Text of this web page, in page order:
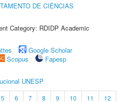
DE CIÊNCIAS
Category: RDIDP Academic
Google Scholar
Scopus
Fapesp
UNESP
5 6 7 8 9 10 11
12